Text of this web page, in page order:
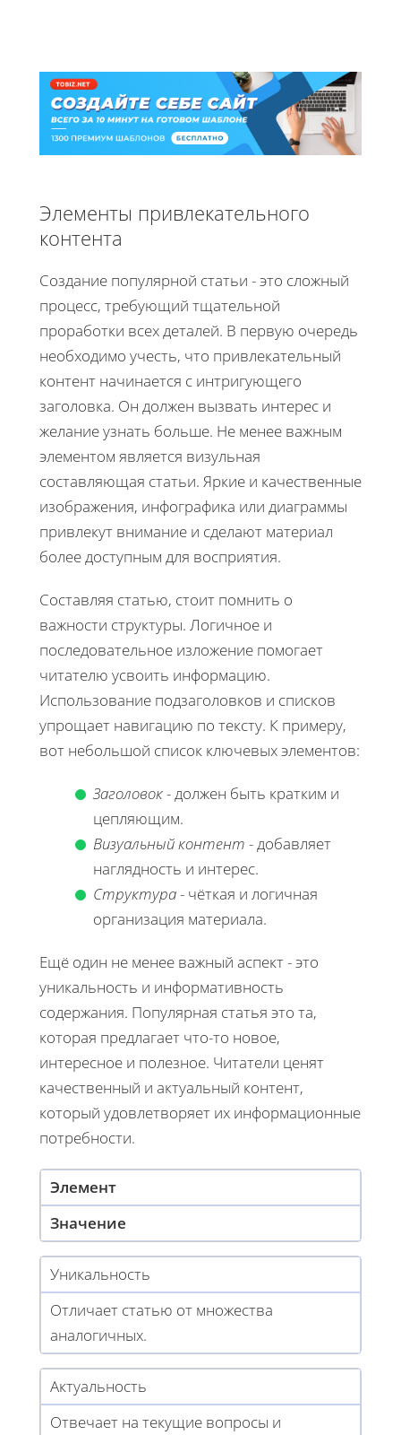
Элементы привлекательного
контента
Создание популярной статьи - это сложный
процесс, требующий тщательной
проработки всех деталей. В первую очередь
необходимо учесть, что привлекательный
контент начинается с интригующего
заголовка. Он должен вызвать интерес и
желание узнать больше. Не менее важным
элементом является визульная
составляющая статьи. Яркие и качественные
изображения, инфографика или диаграммы
привлекут внимание и сделают материал
более доступным для восприятия.
Составляя статью, стоит помнить о
важности структуры. Логичное и
последовательное изложение помогает
читателю усвоить информацию.
Использование подзаголовков и списков
упрощает навигацию по тексту. К примеру,
вот небольшой список ключевых элементов:
Заголовок- должен быть кратким и
цепляющим.
Визуальный контент - добавляет
наглядность и интерес.
Структура- чёткая и логичная
организация материала.
Ещё один не менее важный аспект - это
уникальность и информативность
содержания. Популярная статья это та,
которая предлагает что-то новое,
интересное и полезное. Читатели ценят
качественный и актуальный контент,
который удовлетворяет их информационные
потребности.
Элемент
Значение
Уникальность
Отличает статью от множества
аналогичных.
Актуальность
Отвечает на текущие вопросы и